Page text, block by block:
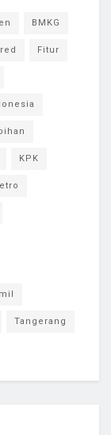
BMKG
Fitur
KPK
Tangerang